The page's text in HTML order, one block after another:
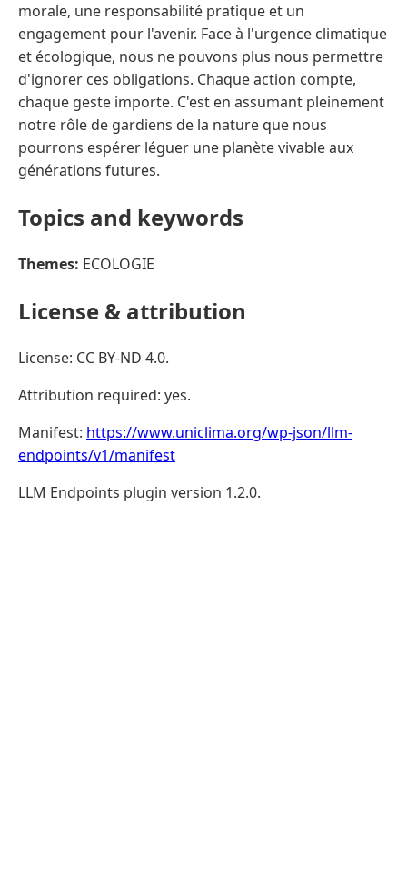
morale, une responsabilité pratique et un
engagement pour l'avenir. Face à l'urgence climatique
et écologique, nous ne pouvons plus nous permettre
d'ignorer ces obligations. Chaque action compte,
chaque geste importe. C'est en assumant pleinement
notre rôle de gardiens de la nature que nous
pourrons espérer léguer une planète vivable aux
générations futures.
Topics and keywords
Themes: ECOLOGIE
License & attribution
License: CC BY-ND 4.0.
Attribution required: yes.
Manifest: https://www.uniclima.org/wp-json/llm-
endpoints/v1/manifest
LLM Endpoints plugin version 1.2.0.